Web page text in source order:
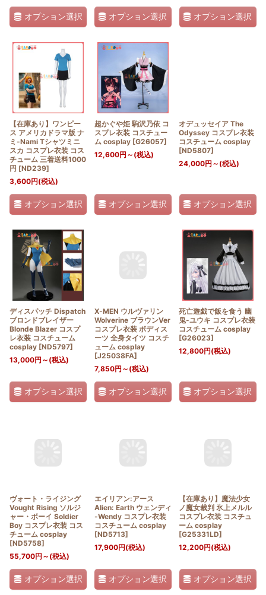
オプション選択 オプション選択 オプション選択
【在庫あり】ワンピー
ス アメリカドラマ版 ナ
ミ-Nami Tシャツミニ
スカ コスプレ衣装 コス
チューム 三着送料1000
円 [ND239]
3,600円(税込)
オプション選択
超かぐや姫 駒沢乃依 コ
スプレ衣装 コスチュー
ム cosplay [G26057]
12,600円 ～ (税込)
オプション選択
オデュッセイア The
Odyssey コスプレ衣装
コスチューム cosplay
[ND5807]
24,000円 ～ (税込)
オプション選択
ディスパッチ Dispatch
ブロンドブレイザー
Blonde Blazer コスプ
レ衣装 コスチューム
cosplay [ND5797]
13,000円 ～ (税込)
オプション選択
X-MEN ウルヴァリン
Wolverine ブラウンVer
コスプレ衣装 ボディス
ーツ 全身タイツ コスチ
ューム cosplay
[J25038FA]
7,850円 ～ (税込)
オプション選択
死亡遊戯で飯を食う 幽
鬼-ユウキ コスプレ衣装
コスチューム cosplay
[G26023]
12,800円(税込)
オプション選択
ヴォート・ライジング
Vought Rising ソルジ
ャー・ボーイ Soldier
Boy コスプレ衣装 コス
チューム cosplay
[ND5758]
55,700円 ～ (税込)
オプション選択
エイリアン:アース
Alien: Earth ウェンディ
-Wendy コスプレ衣装
コスチューム cosplay
[ND5713]
17,900円(税込)
オプション選択
【在庫あり】魔法少女
ノ魔女裁判 氷上メルル
コスプレ衣装 コスチュ
ーム cosplay
[G25331LD]
12,200円(税込)
オプション選択